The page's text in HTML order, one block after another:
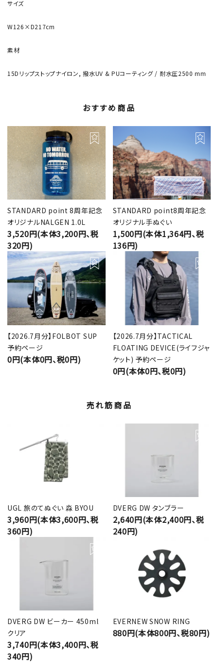
サイズ
W126×D217cm
素材
15Dリップストップナイロン, 撥水UV & PUコーティング / 耐水圧2500 mm
おすすめ商品
STANDARD point 8周年記念
オリジナルNALGEN 1.0L
3,520円(本体3,200円、税
320円)
STANDARD point8周年記念
オリジナル手ぬぐい
1,500円(本体1,364円、税
136円)
【2026.7月分】FOLBOT SUP
予約ページ
0円(本体0円、税0円)
【2026.7月分】TACTICAL
FLOATING DEVICE(ライフジャ
ケット) 予約ページ
0円(本体0円、税0円)
売れ筋商品
UGL 旅のてぬぐい 淼 BYOU
3,960円(本体3,600円、税
360円)
DVERG DW タンブラー
2,640円(本体2,400円、税
240円)
DVERG DW ビーカー 450ml
クリア
3,740円(本体3,400円、税
340円)
EVERNEW SNOW RING
880円(本体800円、税80円)